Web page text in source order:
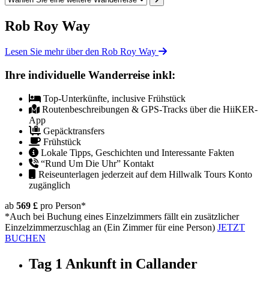
Rob Roy Way
Lesen Sie mehr über den Rob Roy Way
Ihre individuelle Wanderreise inkl:
Top-Unterkünfte, inclusive Frühstück
Routenbeschreibungen & GPS-Tracks über die HiiKER-
App
Gepäcktransfers
Frühstück
Lokale Tipps, Geschichten und Interessante Fakten
“Rund Um Die Uhr” Kontakt
Reiseunterlagen jederzeit auf dem Hillwalk Tours Konto
zugänglich
ab 569 £ pro Person*
*Auch bei Buchung eines Einzelzimmers fällt ein zusätzlicher
Einzelzimmerzuschlag an (Ein Zimmer für eine Person) JETZT
BUCHEN
Tag 1 Ankunft in Callander